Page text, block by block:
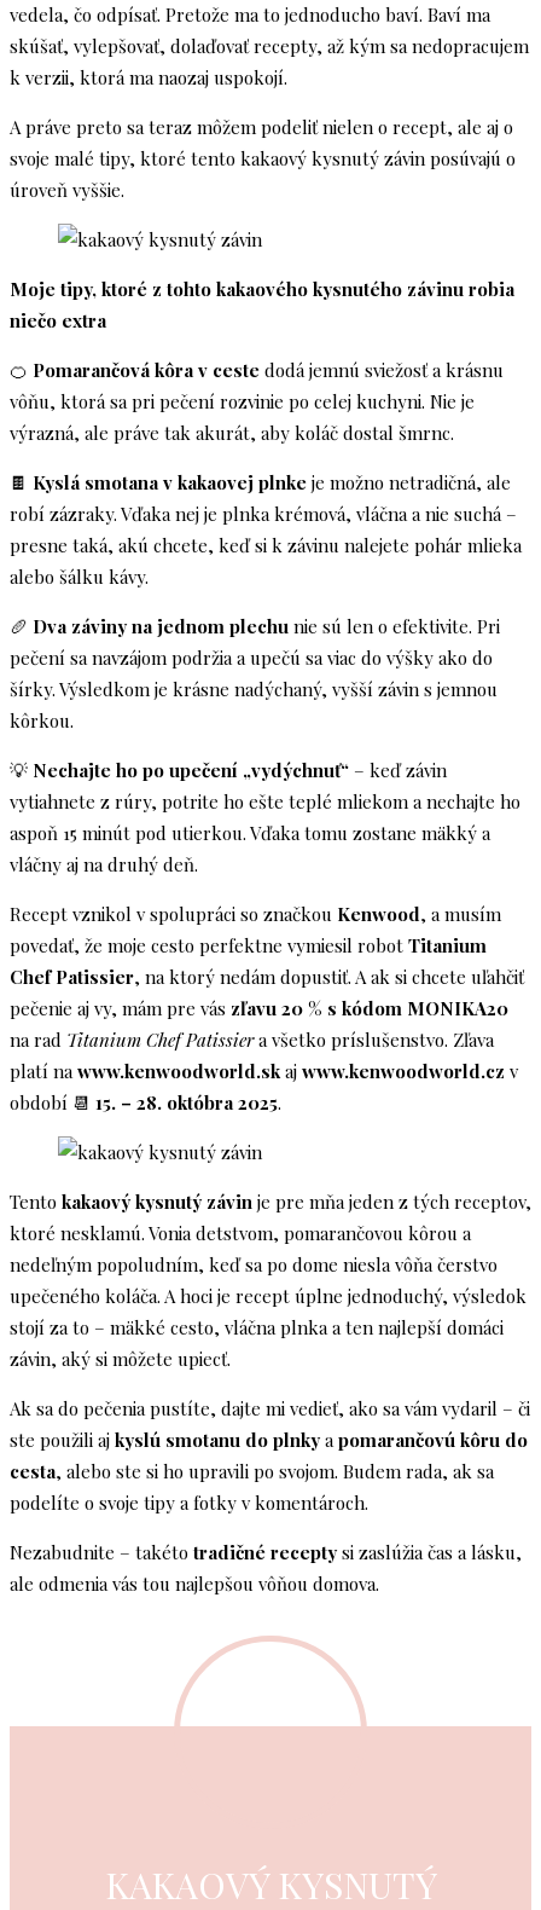
vedela, čo odpísať. Pretože ma to jednoducho baví. Baví ma
skúšať, vylepšovať, dolaďovať recepty, až kým sa nedopracujem
k verzii, ktorá ma naozaj uspokojí.
A práve preto sa teraz môžem podeliť nielen o recept, ale aj o
svoje malé tipy, ktoré tento kakaový kysnutý závin posúvajú o
úroveň vyššie.
Moje tipy, ktoré z tohto kakaového kysnutého závinu robia
niečo extra
🍊 Pomarančová kôra v ceste dodá jemnú sviežosť a krásnu
vôňu, ktorá sa pri pečení rozvinie po celej kuchyni. Nie je
výrazná, ale práve tak akurát, aby koláč dostal šmrnc.
🍫 Kyslá smotana v kakaovej plnke je možno netradičná, ale
robí zázraky. Vďaka nej je plnka krémová, vláčna a nie suchá –
presne taká, akú chcete, keď si k závinu nalejete pohár mlieka
alebo šálku kávy.
🥖 Dva záviny na jednom plechu nie sú len o efektivite. Pri
pečení sa navzájom podržia a upečú sa viac do výšky ako do
šírky. Výsledkom je krásne nadýchaný, vyšší závin s jemnou
kôrkou.
💡 Nechajte ho po upečení „vydýchnuť“ – keď závin
vytiahnete z rúry, potrite ho ešte teplé mliekom a nechajte ho
aspoň 15 minút pod utierkou. Vďaka tomu zostane mäkký a
vláčny aj na druhý deň.
Recept vznikol v spolupráci so značkou Kenwood, a musím
povedať, že moje cesto perfektne vymiesil robot Titanium
Chef Patissier, na ktorý nedám dopustiť. A ak si chcete uľahčiť
pečenie aj vy, mám pre vás zľavu 20 % s kódom MONIKA20
na rad Titanium Chef Patissiera všetko príslušenstvo. Zľava
platí na www.kenwoodworld.sk aj www.kenwoodworld.cz v
období 📆 15. – 28. októbra 2025.
Tento kakaový kysnutý závin je pre mňa jeden z tých receptov,
ktoré nesklamú. Vonia detstvom, pomarančovou kôrou a
nedeľným popoludním, keď sa po dome niesla vôňa čerstvo
upečeného koláča. A hoci je recept úplne jednoduchý, výsledok
stojí za to – mäkké cesto, vláčna plnka a ten najlepší domáci
závin, aký si môžete upiecť.
Ak sa do pečenia pustíte, dajte mi vedieť, ako sa vám vydaril – či
ste použili aj kyslú smotanu do plnky a pomarančovú kôru do
cesta, alebo ste si ho upravili po svojom. Budem rada, ak sa
podelíte o svoje tipy a fotky v komentároch.
Nezabudnite – takéto tradičné recepty si zaslúžia čas a lásku,
ale odmenia vás tou najlepšou vôňou domova.
KAKAOVÝ KYSNUTÝ